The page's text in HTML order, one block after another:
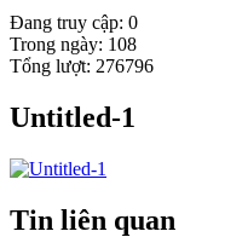
Đang truy cập: 0
Trong ngày: 108
Tổng lượt: 276796
Untitled-1
Tin liên quan